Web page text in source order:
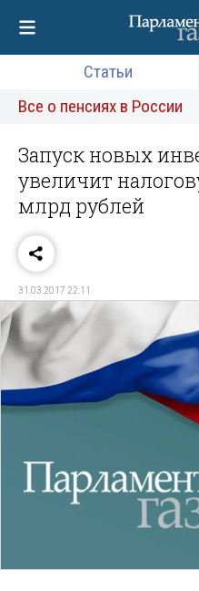
Статьи
Все о пенсиях в России
Запуск новых
увеличит
млрд рублей
31.03.2017 22:11